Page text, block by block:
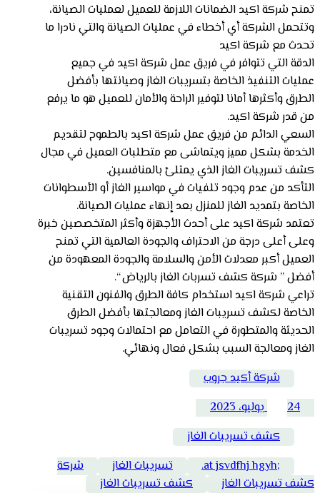
تمنح شركة اكيد الضمانات اللازمة للعميل لعمليات الصيانة،
وتتحمل الشركة أي أخطاء في عمليات الصيانة والتي نادرا ما
تحدث مع شركة اكيد
الدقة التي تتوافر في فريق عمل شركة اكيد في جميع
عمليات التنفيذ الخاصة بتسريبات الغاز وصيانتها بأفضل
الطرق وأكثرها أمانا لتوفير الراحة والأمان للعميل هو ما يرفع
من قدر شركة اكيد.
السعي الدائم من فريق عمل شركة اكيد بالطموح لتقديم
الخدمة بشكل مميز ويتماشى مع متطلبات العميل في مجال
كشف تسريبات الغاز الذي يمتلئ بالمنافسين.
التأكد من عدم وجود تلفيات في مواسير الغاز أو الأسطوانات
الخاصة بتمديد الغاز للمنزل بعد إنهاء عمليات الصيانة.
تعتمد شركة اكيد على أحدث الأجهزة وأكثر المتخصصين خبرة
وعلى أعلى درجة من الاحتراف والجودة العالمية التي تمنح
العميل أكبر معدلات الأمن والسلامة والجودة المعهودة من
أفضل ” شركة كشف تسربات الغاز بالرياض “.
تراعي شركة اكيد استخدام كافة الطرق والفنون التقنية
الخاصة لكشف تسريبات الغاز ومعالجتها بأفضل الطرق
الحديثة والمتطورة في التعامل مع احتمالات وجود تسريبات
الغاز ومعالجة السبب بشكل فعال ونهائي.
شركة أكيد جروب
24 يوليو، 2023
كشف تسريبات الغاز
;at jsvdfhj hgyh.
تسريبات الغاز
شركة
كشف تسريبات الغاز
كشف تسريبات الغاز